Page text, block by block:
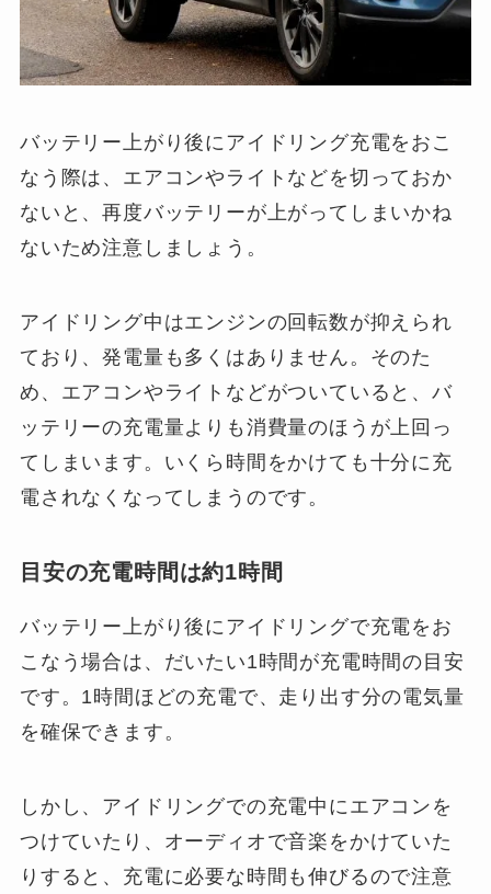
バッテリー上がり後にアイドリング充電をおこ
なう際は、エアコンやライトなどを切っておか
ないと、再度バッテリーが上がってしまいかね
ないため注意しましょう。
アイドリング中はエンジンの回転数が抑えられ
ており、発電量も多くはありません。そのた
め、エアコンやライトなどがついていると、バ
ッテリーの充電量よりも消費量のほうが上回っ
てしまいます。いくら時間をかけても十分に充
電されなくなってしまうのです。
目安の充電時間は約1時間
バッテリー上がり後にアイドリングで充電をお
こなう場合は、だいたい1時間が充電時間の目安
です。1時間ほどの充電で、走り出す分の電気量
を確保できます。
しかし、アイドリングでの充電中にエアコンを
つけていたり、オーディオで音楽をかけていた
りすると、充電に必要な時間も伸びるので注意